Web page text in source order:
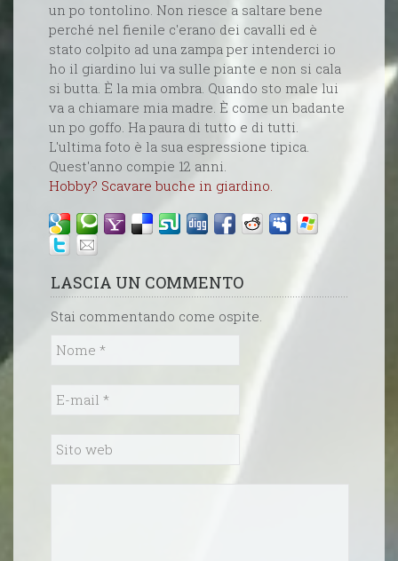
un po tontolino. Non riesce a saltare bene
perché nel fienile c'erano dei cavalli ed è
stato colpito ad una zampa per intenderci io
ho il giardino lui va sulle piante e non si cala
si butta. È la mia ombra. Quando sto male lui
va a chiamare mia madre. È come un badante
un po goffo. Ha paura di tutto e di tutti.
L'ultima foto è la sua espressione tipica.
Quest'anno compie 12 anni.
Hobby? Scavare buche in giardino.
LASCIA UN COMMENTO
Stai commentando come ospite.